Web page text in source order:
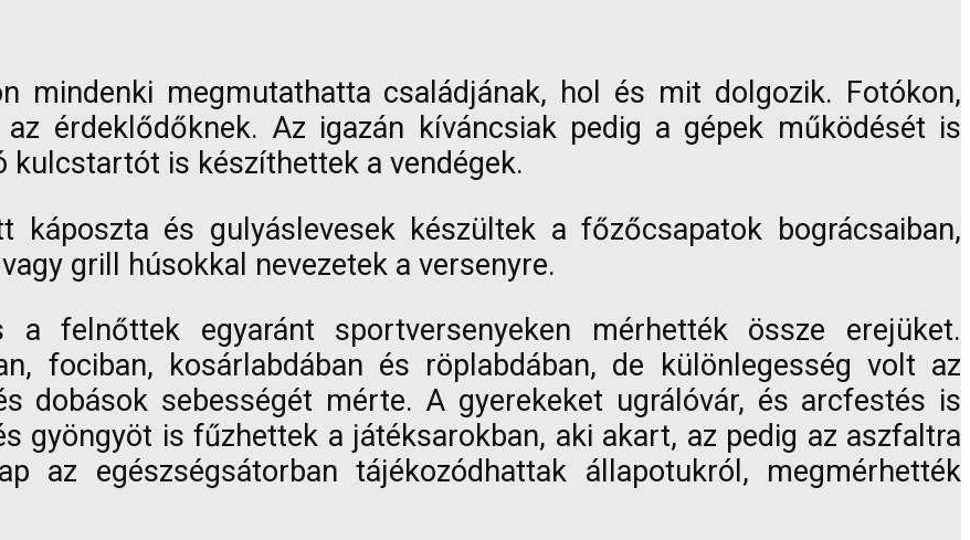
mindenki megmutathatta családjának, hol és mit dolgozik. Fotókon,
érdeklődőknek. Az igazán kíváncsiak pedig a gépek működését is
kulcstartót is készíthettek a vendégek.
káposzta és gulyáslevesek készültek a főzőcsapatok bográcsaiban,
grill húsokkal nevezetek a versenyre.
felnőttek egyaránt sportversenyeken mérhették össze erejüket.
fociban, kosárlabdában és röplabdában, de különlegesség volt az
dobások sebességét mérte. A gyerekeket ugrálóvár, és arcfestés is
gyöngyöt is fűzhettek a játéksarokban, aki akart, az pedig az aszfaltra
az egészségsátorban tájékozódhattak állapotukról, megmérhették